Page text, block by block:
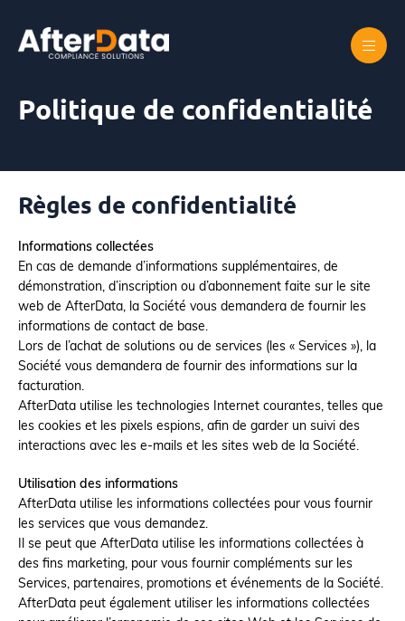
content
Politique de confidentialité
Règles de confidentialité
Informations collectées
En cas de demande d’informations supplémentaires, de
démonstration, d’inscription ou d’abonnement faite sur le site
web de AfterData, la Société vous demandera de fournir les
informations de contact de base.
Lors de l’achat de solutions ou de services (les « Services »), la
Société vous demandera de fournir des informations sur la
facturation.
AfterData utilise les technologies Internet courantes, telles que
les cookies et les pixels espions, afin de garder un suivi des
interactions avec les e-mails et les sites web de la Société.
Utilisation des informations
AfterData utilise les informations collectées pour vous fournir
les services que vous demandez.
Il se peut que AfterData utilise les informations collectées à
des fins marketing, pour vous fournir compléments sur les
Services, partenaires, promotions et événements de la Société.
AfterData peut également utiliser les informations collectées